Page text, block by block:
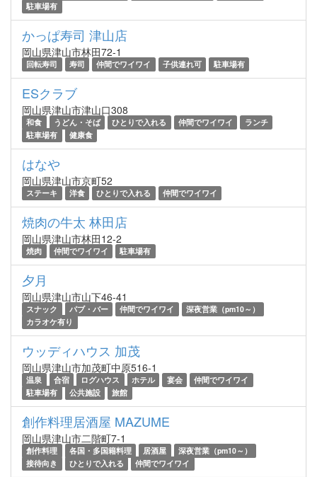
駐車場有
かっぱ寿司 津山店
岡山県津山市林田72-1
回転寿司 寿司 仲間でワイワイ 子供連れ可 駐車場有
ESクラブ
岡山県津山市津山口308
和食 うどん・そば ひとりで入れる 仲間でワイワイ
ランチ
駐車場有
健康食
はなや
岡山県津山市京町52
ステーキ 洋食 ひとりで入れる 仲間でワイワイ
焼肉の牛太 林田店
岡山県津山市林田12-2
焼肉 仲間でワイワイ 駐車場有
夕月
岡山県津山市山下46-41
スナック パブ・バー 仲間でワイワイ
深夜営業（pm10～）
カラオケ有り
ウッディハウス 加茂
岡山県津山市加茂町中原516-1
温泉 合宿 ログハウス ホテル 宴会
仲間でワイワイ
駐車場有
公共施設 旅館
創作料理居酒屋 MAZUME
岡山県津山市二階町7-1
創作料理 各国・多国籍料理 居酒屋
深夜営業（pm10～）
接待向き
ひとりで入れる 仲間でワイワイ